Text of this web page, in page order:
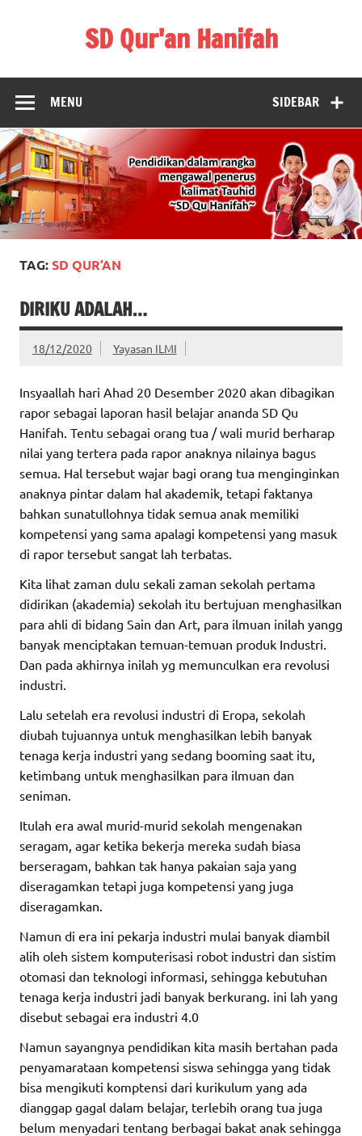
SD Qur'an Hanifah
SIDEBAR
MENU
TAG:SD QUR’AN
DIRIKU ADALAH…
18/12/2020 Yayasan ILMI
Insyaallah hari Ahad 20 Desember 2020 akan dibagikan
rapor sebagai laporan hasil belajar ananda SD Qu
Hanifah. Tentu sebagai orang tua / wali murid berharap
nilai yang tertera pada rapor anaknya nilainya bagus
semua. Hal tersebut wajar bagi orang tua menginginkan
anaknya pintar dalam hal akademik, tetapi faktanya
bahkan sunatullohnya tidak semua anak memiliki
kompetensi yang sama apalagi kompetensi yang masuk
di rapor tersebut sangat lah terbatas.
Kita lihat zaman dulu sekali zaman sekolah pertama
didirikan (akademia) sekolah itu bertujuan menghasilkan
para ahli di bidang Sain dan Art, para ilmuan inilah yangg
banyak menciptakan temuan-temuan produk Industri.
Dan pada akhirnya inilah yg memunculkan era revolusi
industri.
Lalu setelah era revolusi industri di Eropa, sekolah
diubah tujuannya untuk menghasilkan lebih banyak
tenaga kerja industri yang sedang booming saat itu,
ketimbang untuk menghasilkan para ilmuan dan
seniman.
Itulah era awal murid-murid sekolah mengenakan
seragam, agar ketika bekerja mereka sudah biasa
berseragam, bahkan tak hanya pakaian saja yang
diseragamkan tetapi juga kompetensi yang juga
diseragamkan.
Namun di era ini pekarja industri mulai banyak diambil
alih oleh sistem komputerisasi robot industri dan sistim
otomasi dan teknologi informasi, sehingga kebutuhan
tenaga kerja industri jadi banyak berkurang. ini lah yang
disebut sebagai era industri 4.0
Namun sayangnya pendidikan kita masih bertahan pada
penyamarataan kompetensi siswa sehingga yang tidak
bisa mengikuti komptensi dari kurikulum yang ada
dianggap gagal dalam belajar, terlebih orang tua juga
belum menyadari tentang berbagai bakat anak sehingga